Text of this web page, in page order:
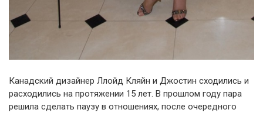
Канадский дизайнер Ллойд Кляйн и Джостин сходились и
расходились на протяжении 15 лет. В прошлом году пара
решила сделать паузу в отношениях, после очередного